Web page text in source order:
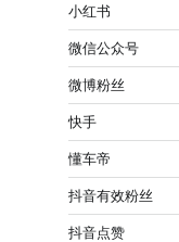
小红书
微信公众号
微博粉丝
快手
懂车帝
抖音有效粉丝
抖音点赞